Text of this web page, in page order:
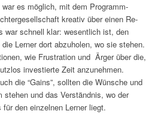
es möglich, mit dem Programm-
kreativ über einen Re-
war schnell klar: wesentlich ist, den
Lerner dort abzuholen, wo sie stehen.
wie Frustration und Ärger über die,
investierte Zeit anzunehmen.
die “Gains”, sollten die Wünsche und
stehen und das Verständnis, wo der
den einzelnen Lerner liegt.